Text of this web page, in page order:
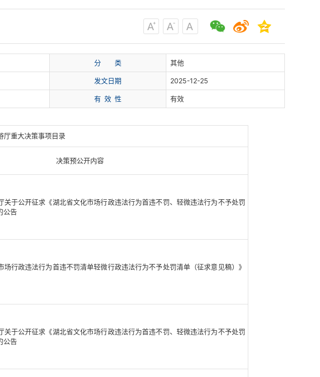
分 类 其他
发文日期 2025-12-25
有 效 性 有效
厅重大决策事项目录
决策预公开内容
关于公开征求《湖北省文化市场行政违法行为首违不罚、轻微违法行为不予处罚
公告
场行政违法行为首违不罚清单轻微行政违法行为不予处罚清单（征求意见稿）》
关于公开征求《湖北省文化市场行政违法行为首违不罚、轻微违法行为不予处罚
公告